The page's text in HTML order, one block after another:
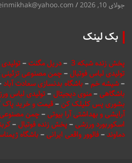
جولای 10, 2026
بک لینک
پخش زنده شبکه 3 –دریل مگنت–
تولیدی لباس فوتبال –چمن مصنوعی تزئینی
–شیشه خم–باشگاه بدنسازی سعادت آباد
باشگاهی –منوی دیجیتال –تولیدی لباس
بشوری پس کلیلک کن –قیمت و خرید پاک
آرایشی و بهداشتی آرا بیوتی –چمن مصنوعی
اسکوربورد ورزشی –پخش زنده فوتبال –
دماوند–فالوور واقعی ایرانی –باشگاه